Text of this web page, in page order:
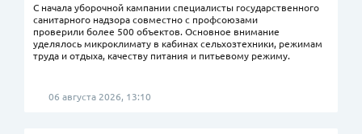
С начала уборочной кампании специалисты государственного
санитарного надзора совместно с профсоюзами
проверили более 500 объектов. Основное внимание
уделялось микроклимату в кабинах сельхозтехники, режимам
труда и отдыха, качеству питания и питьевому режиму.
06 августа 2026, 13:10